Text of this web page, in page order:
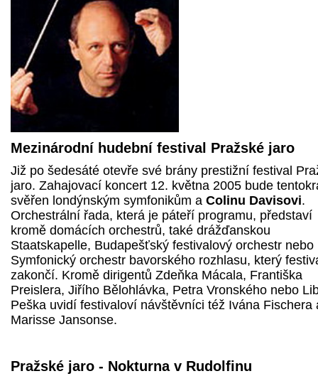
Mezinárodní hudební festival Pražské jaro
Již po šedesáté otevře své brány prestižní festival
jaro. Zahajovací koncert 12. května 2005 bude
svěřen londýnským symfonikům a Colinu Davisovi.
Orchestrální řada, která je páteří programu, představí
kromě domácích orchestrů, také drážďanskou
Staatskapelle, Budapešťský festivalový orchestr nebo
Symfonický orchestr bavorského rozhlasu, který
zakončí. Kromě dirigentů Zdeňka Mácala, Františka
Preislera, Jiřího Bělohlávka, Petra Vronského nebo
Peška uvidí festivaloví návštěvníci též Ivána Fischera
Marisse Jansonse.
Pražské jaro - Nokturna v Rudolfinu